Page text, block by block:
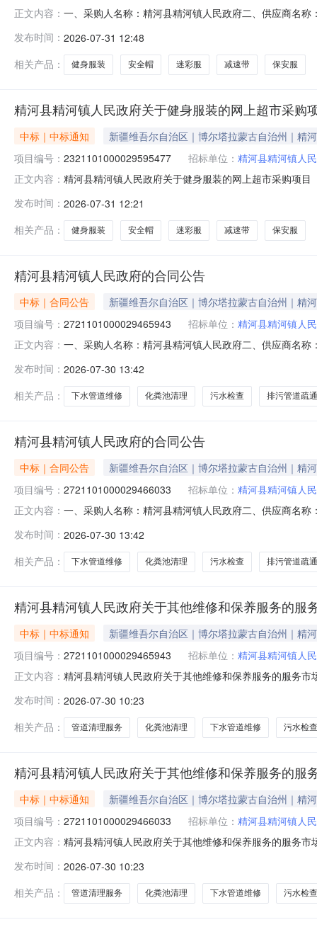
正文内容： 一、采购人名称：精河县精河镇人民政府二、供应商名
无型号件1.0080802啄木鸟棉安全帽棉保安帽啄木鸟保
发布时间： 2026-07-31 12:48
相关产品：
健身服装 安全帽 迷彩服 减速带 保安服
精河县精河镇人民政府关于健身服装的网上超市采购
中标｜中标通知
新疆维吾尔自治区｜博尔塔拉蒙古自治州｜精
项目编号： 2321101000029595477 招标单位： 精河县精河镇人
正文内容： 精河县精河镇人民政府关于健身服装的网上超市采购项
划编码:652722项目所在行政区划名称:新疆维吾尔自治
发布时间： 2026-07-31 12:21
相关产品：
健身服装 安全帽 迷彩服 减速带 保安服
精河县精河镇人民政府的合同公告
中标｜合同公告
新疆维吾尔自治区｜博尔塔拉蒙古自治州｜精
项目编号： 2721101000029465943 招标单位： 精河县精河镇人
正文内容： 一、采购人名称：精河县精河镇人民政府二、供应商名
查，清理化粪池污水，维修室内外下水管道详见附件次
人民政
发布时间： 2026-07-30 13:42
相关产品：
下水管道维修 化粪池清理 污水检查 排污管道疏通
精河县精河镇人民政府的合同公告
中标｜合同公告
新疆维吾尔自治区｜博尔塔拉蒙古自治州｜精
项目编号： 2721101000029466033 招标单位： 精河县精河镇人
正文内容： 一、采购人名称：精河县精河镇人民政府二、供应商名
查，清理化粪池污水，维修室内外下水管道详见附件次
民政府联
发布时间： 2026-07-30 13:42
相关产品：
下水管道维修 化粪池清理 污水检查 排污管道疏通
精河县精河镇人民政府关于其他维修和保养服务的服
中标｜中标通知
新疆维吾尔自治区｜博尔塔拉蒙古自治州｜精
项目编号： 2721101000029465943 招标单位： 精河县精河镇人
正文内容： 精河县精河镇人民政府关于其他维修和保养服务的服务
（元）:项目所在行政区划编码:652722项目所在行政区
发布时间： 2026-07-30 10:23
相关产品：
管道清理服务 化粪池清理 下水管道维修 污水检查
精河县精河镇人民政府关于其他维修和保养服务的服
中标｜中标通知
新疆维吾尔自治区｜博尔塔拉蒙古自治州｜精
项目编号： 2721101000029466033 招标单位： 精河县精河镇人
正文内容： 精河县精河镇人民政府关于其他维修和保养服务的服务
（元）:项目所在行政区划编码:652722项目所在行政区
发布时间： 2026-07-30 10:23
相关产品：
管道清理服务 化粪池清理 下水管道维修 污水检查